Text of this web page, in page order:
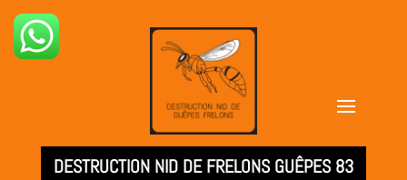
DESTRUCTION NID DE FRELONS GUÊPES 83